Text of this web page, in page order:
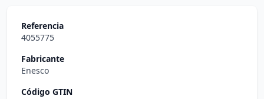
Referencia
4055775
Fabricante
Enesco
Código GTIN